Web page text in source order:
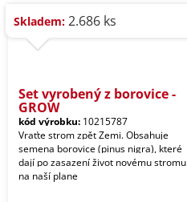
Skladem: 2.686 ks
Set vyrobený z borovice -
GROW
kód výrobku: 10215787
Vraťte strom zpět Zemi. Obsahuje
semena borovice (pinus nigra), které
dají po zasazení život novému stromu
na naší plane